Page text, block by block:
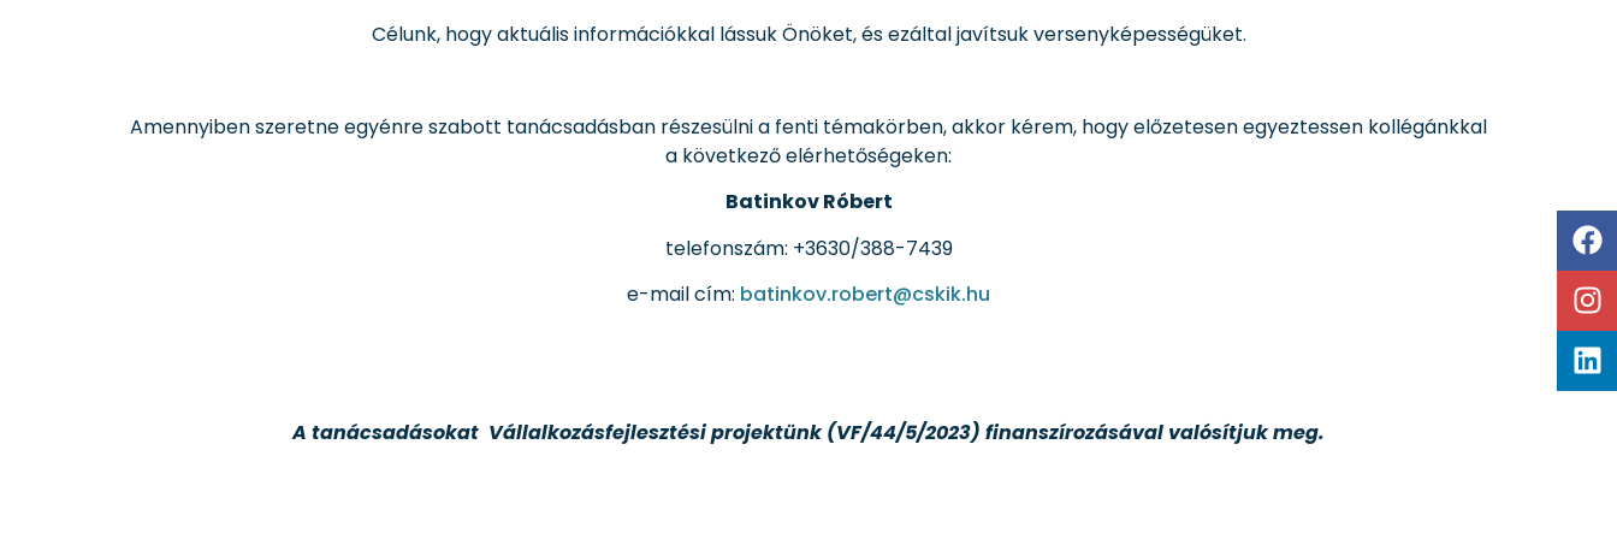
Célunk, hogy aktuális információkkal lássuk Önöket, és ezáltal javítsuk versenyképességüket.
Amennyiben szeretne egyénre szabott tanácsadásban részesülni a fenti témakörben, akkor kérem, hogy előzetesen egyeztessen kollégánkkal
a következő elérhetőségeken:
Batinkov Róbert
telefonszám: +3630/388-7439
e-mail cím: batinkov.robert@cskik.hu
A tanácsadásokat Vállalkozásfejlesztési projektünk (VF/44/5/2023) finanszírozásával valósítjuk meg.